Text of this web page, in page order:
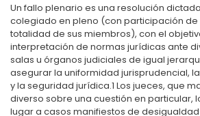
Un fallo plenario es una resolución
colegiado en pleno (con participación de
totalidad de sus miembros), con el
interpretación de normas jurídicas ante
salas u órganos judiciales de igual
asegurar la uniformidad jurisprudencial,
y la seguridad jurídica.1 Los jueces, que
diverso sobre una cuestión en particular,
lugar a casos manifiestos de